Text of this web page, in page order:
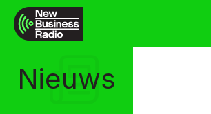
Nieuws